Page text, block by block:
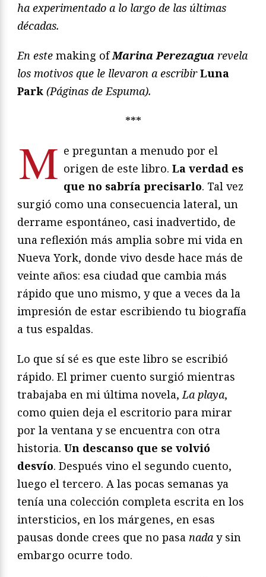
ha experimentado a lo largo de las últimas
décadas.
En este making ofMarina Perezagua revela
los motivos que le llevaron a escribirLuna
Park (Páginas de Espuma).
***
M e preguntan a menudo por el
origen de este libro. La verdad es
que no sabría precisarlo. Tal vez
surgió como una consecuencia lateral, un
derrame espontáneo, casi inadvertido, de
una reflexión más amplia sobre mi vida en
Nueva York, donde vivo desde hace más de
veinte años: esa ciudad que cambia más
rápido que uno mismo, y que a veces da la
impresión de estar escribiendo tu biografía
a tus espaldas.
Lo que sí sé es que este libro se escribió
rápido. El primer cuento surgió mientras
trabajaba en mi última novela,La playa,
como quien deja el escritorio para mirar
por la ventana y se encuentra con otra
historia. Un descanso que se volvió
desvío. Después vino el segundo cuento,
luego el tercero. A las pocas semanas ya
tenía una colección completa escrita en los
intersticios, en los márgenes, en esas
pausas donde crees que no pasa nada y sin
embargo ocurre todo.